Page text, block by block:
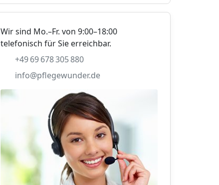
Wir sind Mo.–Fr. von 9:00–18:00
telefonisch für Sie erreichbar.
+49 69 678 305 880
info@pflegewunder.de